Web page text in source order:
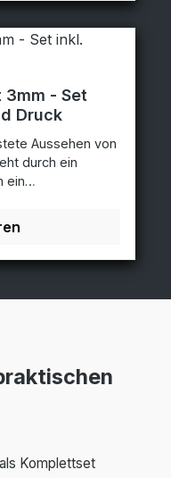
Werbeschilder
langfristigen
3mm - Set
Druck
Aussehen von
durch ein
ein
und
Komplettset